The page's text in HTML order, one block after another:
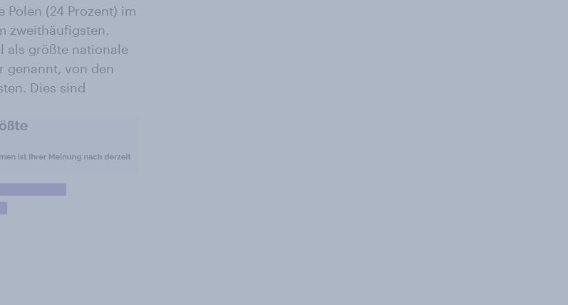
Polen (24 Prozent) im
zweithäufigsten.
als größte nationale
genannt, von den
Dies sind